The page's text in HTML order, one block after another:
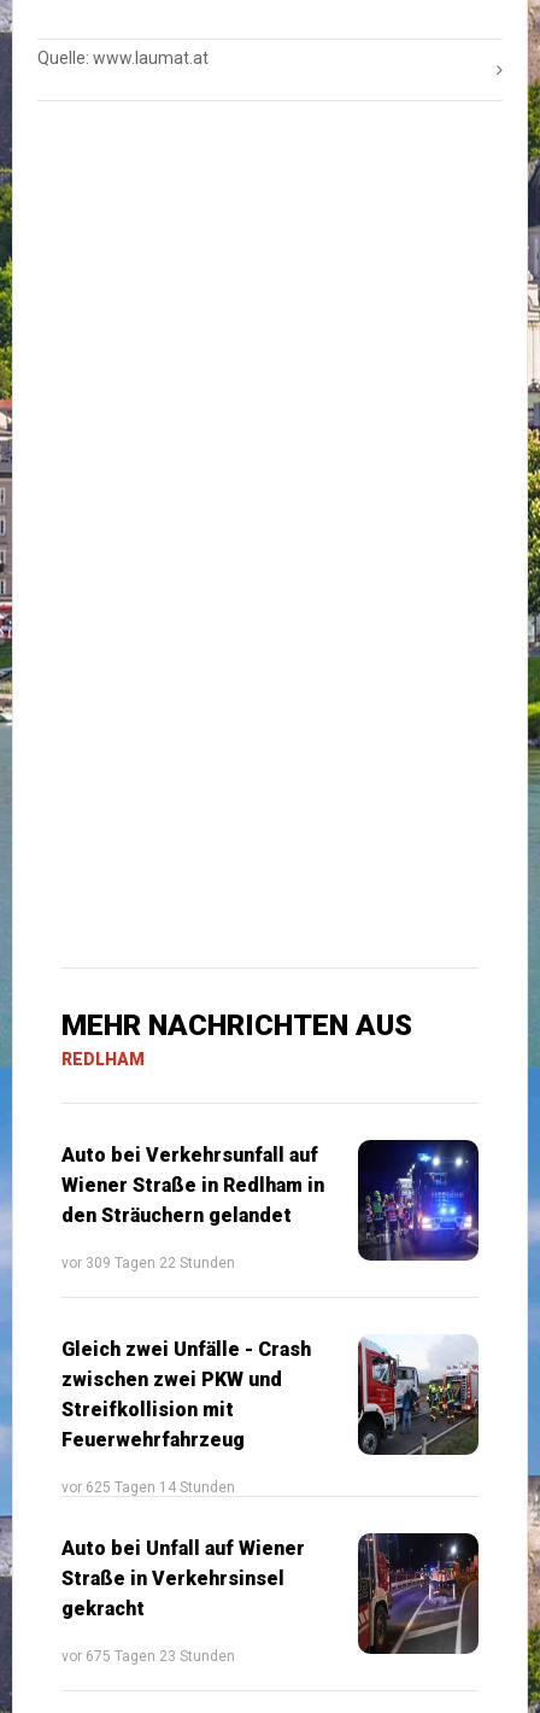
Quelle: www.laumat.at
MEHR NACHRICHTEN AUS
REDLHAM
Auto bei Verkehrsunfall auf
Wiener Straße in Redlham in
den Sträuchern gelandet
vor 309 Tagen 22 Stunden
Gleich zwei Unfälle - Crash
zwischen zwei PKW und
Streifkollision mit
Feuerwehrfahrzeug
vor 625 Tagen 14 Stunden
Auto bei Unfall auf Wiener
Straße in Verkehrsinsel
gekracht
vor 675 Tagen 23 Stunden